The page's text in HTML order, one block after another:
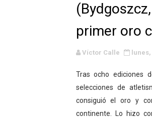
WWE
EFA y
primer oro
Víctor Calle
Tras ocho ediciones
selecciones de
consiguió el oro y
continente. Lo hizo